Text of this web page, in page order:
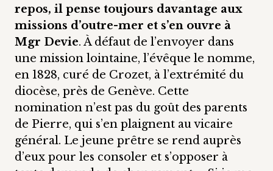
repos, il pense toujours davantage aux
missions d’outre-mer et s’en ouvre à
Mgr Devie. À défaut de l’envoyer dans
une mission lointaine, l’évêque le nomme,
en 1828, curé de Crozet, à l’extrémité du
diocèse, près de Genève. Cette
nomination n’est pas du goût des parents
de Pierre, qui s’en plaignent au vicaire
général. Le jeune prêtre se rend auprès
d’eux pour les consoler et s’opposer à